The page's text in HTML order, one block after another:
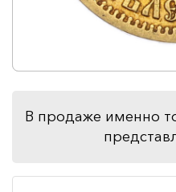
В продаже именно